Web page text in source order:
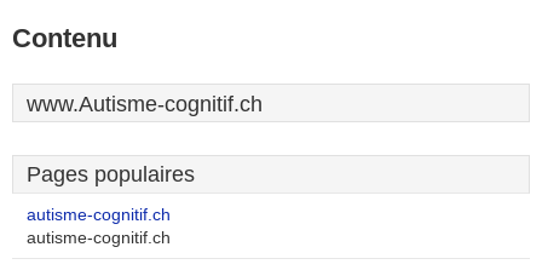
Contenu
www.Autisme-cognitif.ch
Pages populaires
autisme-cognitif.ch
autisme-cognitif.ch